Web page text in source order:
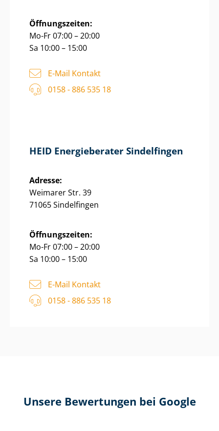
Öffnungszeiten:
Mo-Fr 07:00 – 20:00
Sa 10:00 – 15:00
E-Mail Kontakt
0158 - 886 535 18
HEID Energieberater Sindelfingen
Adresse:
Weimarer Str. 39
71065 Sindelfingen
Öffnungszeiten:
Mo-Fr 07:00 – 20:00
Sa 10:00 – 15:00
E-Mail Kontakt
0158 - 886 535 18
Unsere Bewertungen bei Google